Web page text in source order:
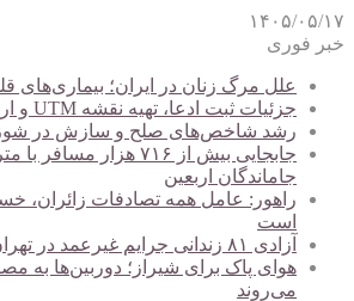
۱۴۰۵/۰۵/۱۷
خبر فوری
علل مرگ زنان در ایران؛ بیماری‌های
جزئیات ثبت ادعا، تهیه نقشه UTM و ارائه مادر سند اعلام شد
رشد شاخص‌های صلح و سازش در
جابجایی بیش از ۷۱۶ هزار
جاماندگان اربعین
راهور: عامل همه تصادفات زائران،
است
آزادی ۸۱ زندانی جرایم غیرعمد در تهران همزمان با اربعین
هوای پاک برای شیراز؛ دوربین‌ها به
می‌روند